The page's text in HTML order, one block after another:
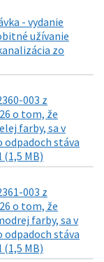
- vydanie
užívanie
zo
003 z
o tom, že
farby, sa v
odpadoch stáva
MB)
003 z
o tom, že
farby, sa v
odpadoch stáva
MB)